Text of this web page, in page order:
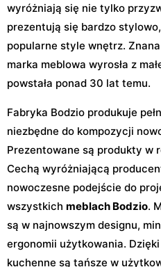
wyróżniają się nie tylko
prezentują się bardzo
popularne style wnętrz.
marka meblowa wyrosła z
powstała ponad 30 lat temu.
Fabryka Bodzio produkuje
niezbędne do kompozycji
Prezentowane są produkty w
Cechą wyróżniającą
nowoczesne podejście do
wszystkich meblach Bodzio.
są w najnowszym designu,
ergonomii użytkowania.
kuchenne są tańsze w